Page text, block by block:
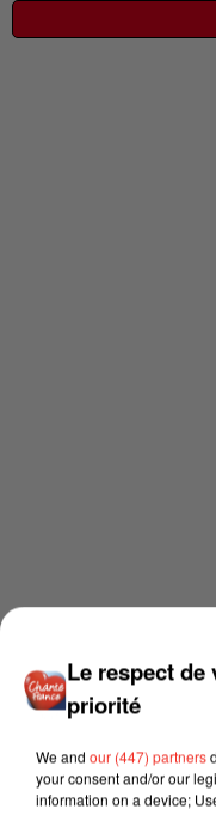
Le respect
priorité
We and our (447) partners
your consent and/or our
information on a device;